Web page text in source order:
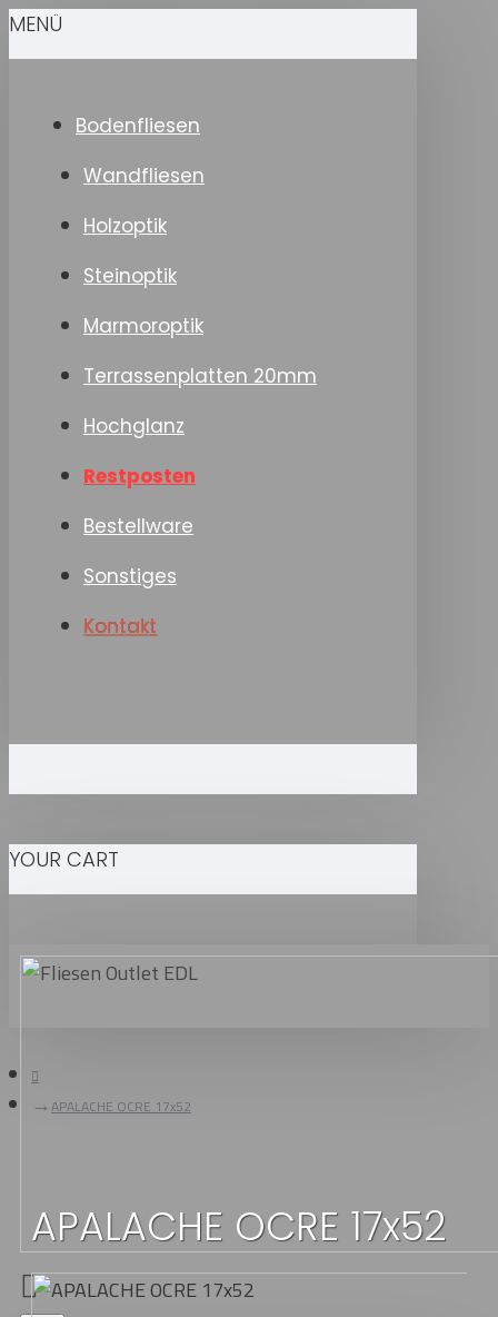
MENÜ
Bodenfliesen
Wandfliesen
Holzoptik
Steinoptik
Marmoroptik
Terrassenplatten 20mm
Hochglanz
Restposten
Bestellware
Sonstiges
Kontakt
YOUR CART
APALACHE OCRE 17x52
APALACHE OCRE 17x52